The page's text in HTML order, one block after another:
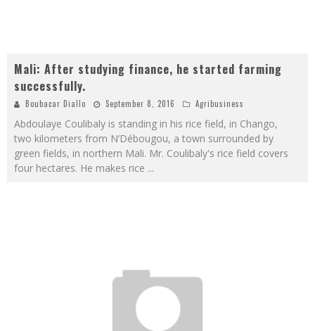
Mali: After studying finance, he started farming
successfully.
Boubacar Diallo September 8, 2016 Agribusiness
Abdoulaye Coulibaly is standing in his rice field, in Chango,
two kilometers from N’Débougou, a town surrounded by
green fields, in northern Mali. Mr. Coulibaly's rice field covers
four hectares. He makes rice ...